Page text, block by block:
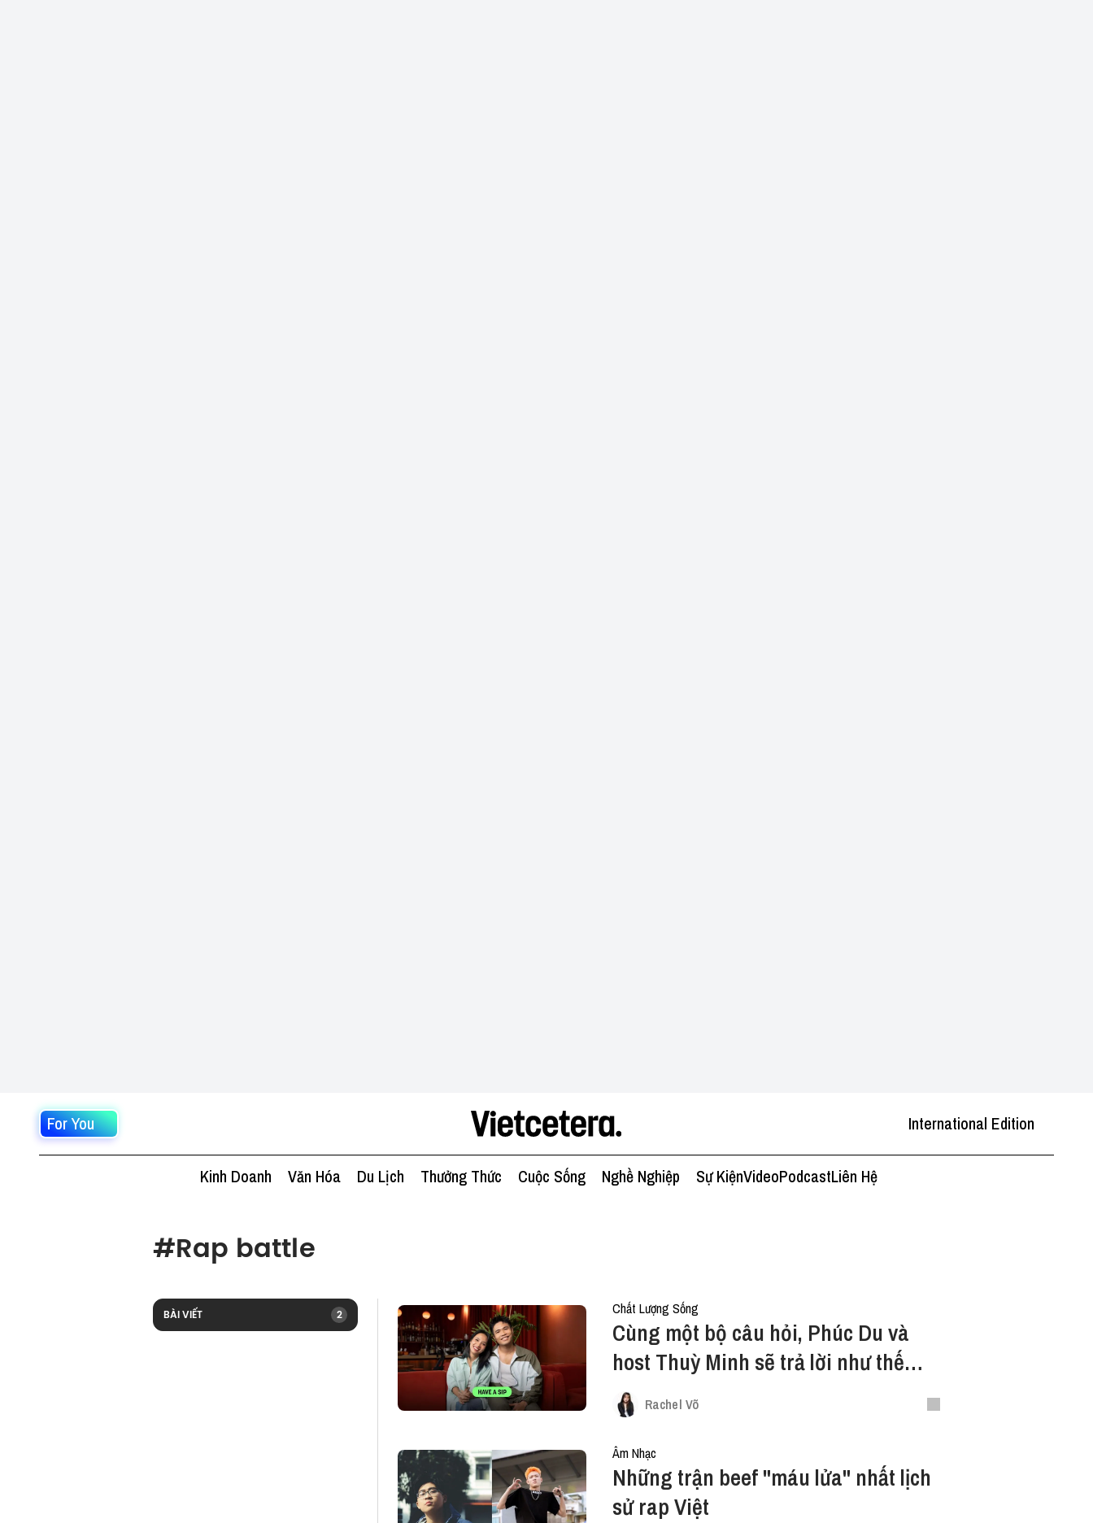
For You International Edition
Kinh Doanh Văn Hóa Du Lịch Thưởng Thức Cuộc Sống Nghề Nghiệp Sự KiệnVideoPodcastLiên Hệ
#Rap battle
BÀI VIẾT 2 Chất Lượng Sống
Cùng một bộ câu hỏi, Phúc Du và
host Thuỳ Minh sẽ trả lời như thế
nào? Rachel Võ
Âm Nhạc
Những trận beef "máu lửa" nhất lịch
sử rap Việt